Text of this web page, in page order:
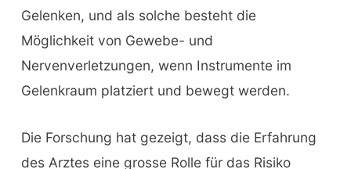
Gelenken, und als solche besteht die
Möglichkeit von Gewebe- und
Nervenverletzungen, wenn Instrumente im
Gelenkraum platziert und bewegt werden.
Die Forschung hat gezeigt, dass die Erfahrung
des Arztes eine grosse Rolle für das Risiko